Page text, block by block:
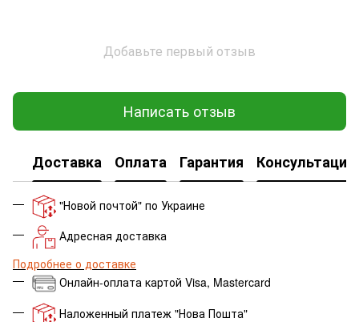
Добавьте первый отзыв
Написать отзыв
Доставка Оплата Гарантия Консультация
"Новой почтой" по Украине
Адресная доставка
Подробнее о доставке
Онлайн-оплата картой Visa, Mastercard
Наложенный платеж "Нова Пошта"